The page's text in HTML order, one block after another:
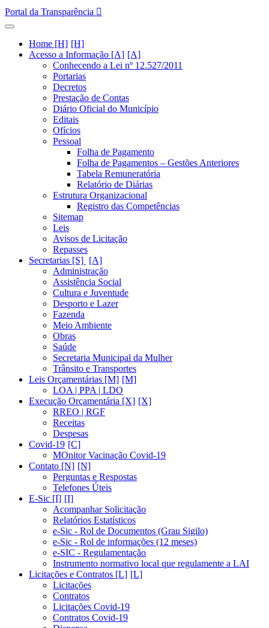
Portal da Transparência
Home [H]
Acesso a Informação [A]
Conhecendo a Lei nº 12.527/2011
Portarias
Decretos
Prestação de Contas
Diário Oficial do Município
Editais
Ofícios
Pessoal
Folha de Pagamento
Folha de Pagamentos – Gestões Anteriores
Tabela Remuneratória
Relatório de Diárias
Estrutura Organizacional
Registro das Competências
Sitemap
Leis
Avisos de Licitação
Repasses
Secretarias [S]
Administração
Assistência Social
Cultura e Juventude
Desporto e Lazer
Fazenda
Meio Ambiente
Obras
Saúde
Secretaria Municipal da Mulher
Trânsito e Transportes
Leis Orçamentárias [M]
LOA | PPA | LDO
Execução Orçamentária [X]
RREO | RGF
Receitas
Despesas
Covid-19
MOnitor Vacinação Covid-19
Contato [N]
Perguntas e Respostas
Telefones Úteis
E-Sic [I]
Acompanhar Solicitação
Relatórios Estatísticos
e-Sic - Rol de Documentos (Grau Sigilo)
e-Sic - Rol de informações (12 meses)
e-SIC - Regulamentação
Instrumento normativo local que regulamente a LAI
Licitações e Contratos [L]
Licitações
Contratos
Licitações Covid-19
Contratos Covid-19